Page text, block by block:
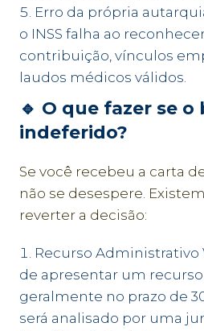
Erro da própria
o INSS falha ao
contribuição, vínculos
laudos médicos válidos.
🔹 O que fazer se
indeferido?
Se você recebeu a carta
não se desespere.
reverter a decisão:
Recurso
de apresentar um recurso
geralmente no prazo de
será analisado por uma